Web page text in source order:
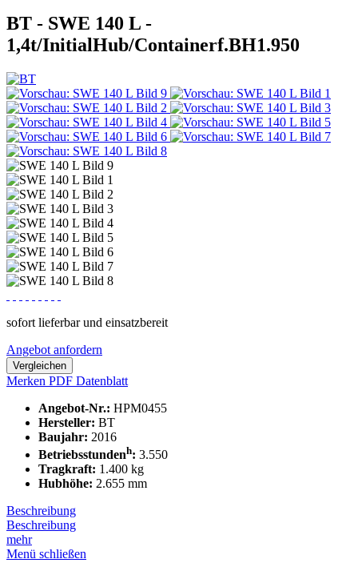
BT - SWE 140 L -
1,4t/InitialHub/Containerf.BH1.950
sofort lieferbar und einsatzbereit
Angebot anfordern
Vergleichen
Merken PDF Datenblatt
Angebot-Nr.: HPM0455
Hersteller: BT
Baujahr: 2016
Betriebsstundenh: 3.550
Tragkraft: 1.400 kg
Hubhöhe: 2.655 mm
Beschreibung
Beschreibung
mehr
Menü schließen